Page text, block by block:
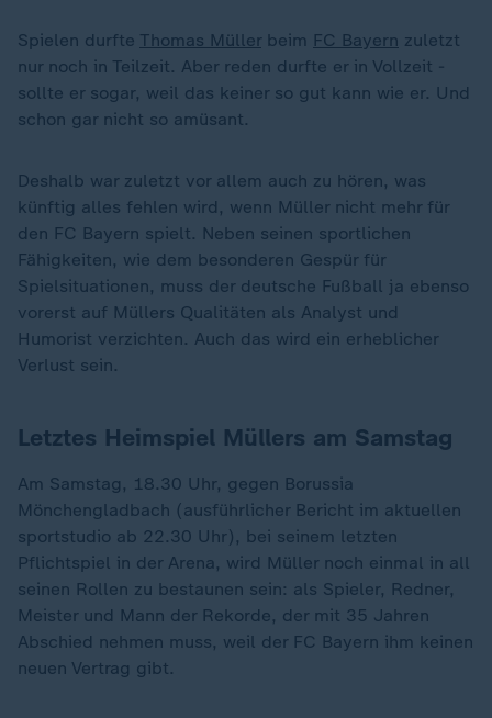
Spielen durfte Thomas Müller beim FC Bayern zuletzt
nur noch in Teilzeit. Aber reden durfte er in Vollzeit -
sollte er sogar, weil das keiner so gut kann wie er. Und
schon gar nicht so amüsant.
Deshalb war zuletzt vor allem auch zu hören, was
künftig alles fehlen wird, wenn Müller nicht mehr für
den FC Bayern spielt. Neben seinen sportlichen
Fähigkeiten, wie dem besonderen Gespür für
Spielsituationen, muss der deutsche Fußball ja ebenso
vorerst auf Müllers Qualitäten als Analyst und
Humorist verzichten. Auch das wird ein erheblicher
Verlust sein.
Letztes Heimspiel Müllers am Samstag
Am Samstag, 18.30 Uhr, gegen Borussia
Mönchengladbach (ausführlicher Bericht im aktuellen
sportstudio ab 22.30 Uhr), bei seinem letzten
Pflichtspiel in der Arena, wird Müller noch einmal in all
seinen Rollen zu bestaunen sein: als Spieler, Redner,
Meister und Mann der Rekorde, der mit 35 Jahren
Abschied nehmen muss, weil der FC Bayern ihm keinen
neuen Vertrag gibt.